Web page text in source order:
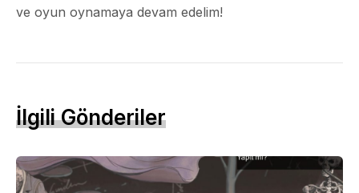
ve oyun oynamaya devam edelim!
İlgili Gönderiler